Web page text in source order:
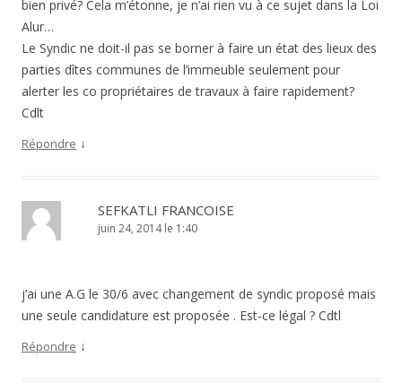
bien privé? Cela m’étonne, je n’ai rien vu à ce sujet dans la Loi
Alur…
Le Syndic ne doit-il pas se borner à faire un état des lieux des
parties dîtes communes de l’immeuble seulement pour
alerter les co propriétaires de travaux à faire rapidement?
Cdlt
Répondre ↓
SEFKATLI FRANCOISE
juin 24, 2014 le 1:40
j’ai une A.G le 30/6 avec changement de syndic proposé mais
une seule candidature est proposée . Est-ce légal ? Cdtl
Répondre ↓